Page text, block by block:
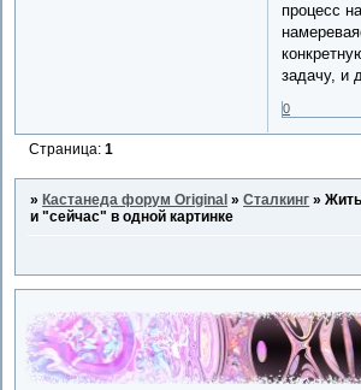
процесс
задачу, и
0
Страница:1
»Кастанеда форум Original »Сталкинг »
и "сейчас" в одной картинке